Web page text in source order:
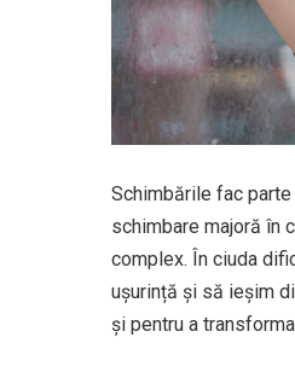
Schimbările fac
schimbare majoră în
complex. În ciuda
ușurință și să ieșim
și pentru a